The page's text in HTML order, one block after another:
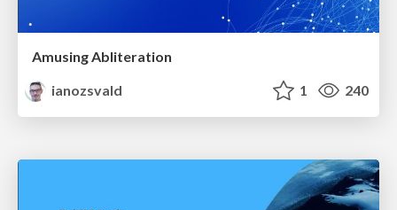
Amusing Abliteration
ianozsvald
1 240